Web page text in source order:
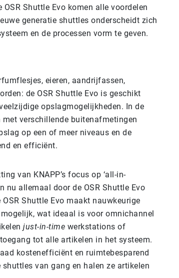
Shuttle Evo komen alle voordelen
generatie shuttles onderscheidt zich
en de processen vorm te geven.
eieren, aandrijfassen,
de OSR Shuttle Evo is geschikt
opslagmogelijkheden. In de
met verschillende buitenafmetingen
op een of meer niveaus en de
en efficiënt.
van KNAPP’s focus op ‘all-in-
nu allemaal door de OSR Shuttle Evo
Shuttle Evo maakt nauwkeurige
wat ideaal is voor omnichannel
just-in-time werkstations of
tot alle artikelen in het systeem.
kostenefficiënt en ruimtebesparend
van gang en halen ze artikelen